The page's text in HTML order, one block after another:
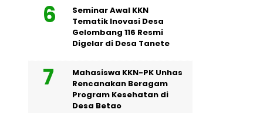
Seminar Awal KKN
Tematik Inovasi Desa
Gelombang 116 Resmi
Digelar di Desa Tanete
Mahasiswa KKN-PK Unhas
Rencanakan Beragam
Program Kesehatan di
Desa Betao